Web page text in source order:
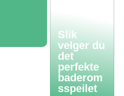
Slik
velger du
det
perfekte
baderom
sspeilet